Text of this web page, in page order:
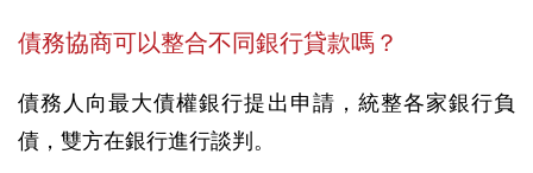
債務協商可以整合不同銀行貸款嗎？
債務人向最大債權銀行提出申請，統整各家銀行負
債，雙方在銀行進行談判。